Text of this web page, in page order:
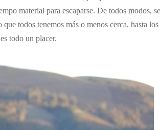
material para escaparse. De todos modos,
todos tenemos más o menos cerca, hasta
todo un placer.